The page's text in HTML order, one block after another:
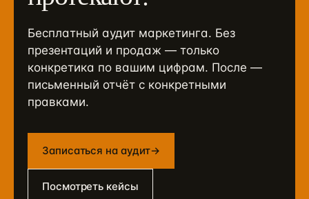
Бесплатный аудит маркетинга. Без
презентаций и продаж — только
конкретика по вашим цифрам. После —
письменный отчёт с конкретными
правками.
Записаться на аудит→
Посмотреть кейсы